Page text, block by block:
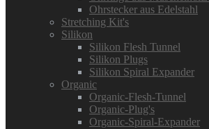
Ohrstecker aus Edelstahl
Stretching Kit's
Silikon
Silikon Flesh Tunnel
Silikon Plugs
Silikon Spiral Expander
Organic
Organic-Flesh-Tunnel
Organic-Plug's
Organic-Spiral-Expander